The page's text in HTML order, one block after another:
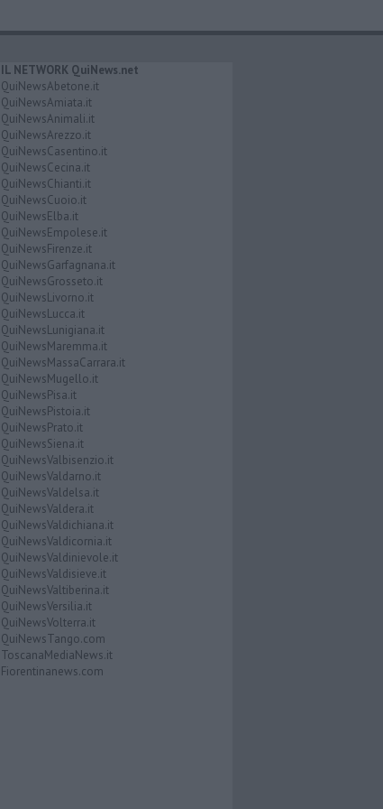
IL NETWORK QuiNews.net
QuiNewsAbetone.it
QuiNewsAmiata.it
QuiNewsAnimali.it
QuiNewsArezzo.it
QuiNewsCasentino.it
QuiNewsCecina.it
QuiNewsChianti.it
QuiNewsCuoio.it
QuiNewsElba.it
QuiNewsEmpolese.it
QuiNewsFirenze.it
QuiNewsGarfagnana.it
QuiNewsGrosseto.it
QuiNewsLivorno.it
QuiNewsLucca.it
QuiNewsLunigiana.it
QuiNewsMaremma.it
QuiNewsMassaCarrara.it
QuiNewsMugello.it
QuiNewsPisa.it
QuiNewsPistoia.it
QuiNewsPrato.it
QuiNewsSiena.it
QuiNewsValbisenzio.it
QuiNewsValdarno.it
QuiNewsValdelsa.it
QuiNewsValdera.it
QuiNewsValdichiana.it
QuiNewsValdicornia.it
QuiNewsValdinievole.it
QuiNewsValdisieve.it
QuiNewsValtiberina.it
QuiNewsVersilia.it
QuiNewsVolterra.it
QuiNewsTango.com
ToscanaMediaNews.it
Fiorentinanews.com